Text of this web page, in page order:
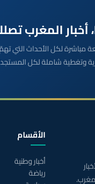
يوفّر لكم متابعة مباشرة لكل الأحداث
وتغطية شاملة لكل
الأقسام
أخبار وطنية
رياضة